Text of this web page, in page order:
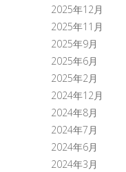
2025年12月
2025年11月
2025年9月
2025年6月
2025年2月
2024年12月
2024年8月
2024年7月
2024年6月
2024年3月